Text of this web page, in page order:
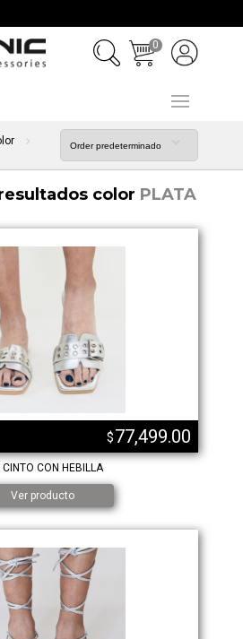
0
color PLATA
$77,499.00
CON HEBILLA
Ver producto